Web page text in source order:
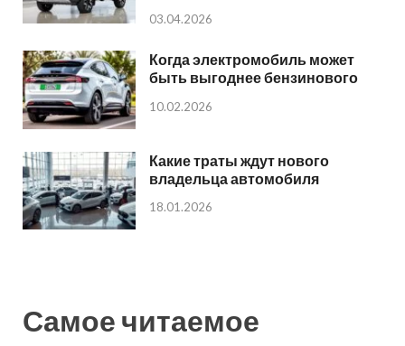
03.04.2026
Когда электромобиль может
быть выгоднее бензинового
10.02.2026
Какие траты ждут нового
владельца автомобиля
18.01.2026
Самое читаемое